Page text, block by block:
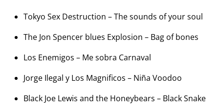
Tokyo Sex Destruction – The sounds of your soul
The Jon Spencer blues Explosion – Bag of bones
Los Enemigos – Me sobra Carnaval
Jorge Ilegal y Los Magnificos – Niña Voodoo
Black Joe Lewis and the Honeybears – Black Snake